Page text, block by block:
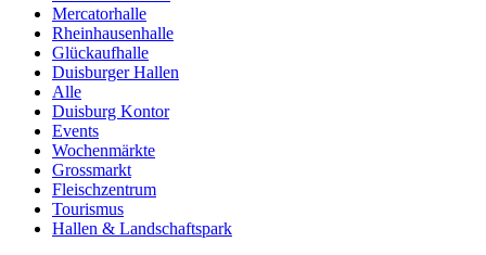
Mercatorhalle
Rheinhausenhalle
Glückaufhalle
Duisburger Hallen
Alle
Duisburg Kontor
Events
Wochenmärkte
Grossmarkt
Fleischzentrum
Tourismus
Hallen & Landschaftspark